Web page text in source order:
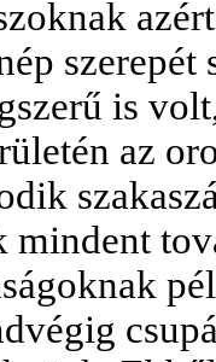
szerepét
is
az
mindent